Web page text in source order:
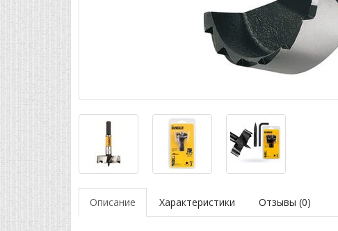
Описание Характеристики Отзывы (0)